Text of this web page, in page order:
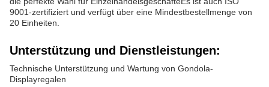
9001-zertifiziert und verfügt über eine Mindestbestellmenge von
20 Einheiten.
Unterstützung und Dienstleistungen:
Technische Unterstützung und Wartung von Gondola-
Displayregalen